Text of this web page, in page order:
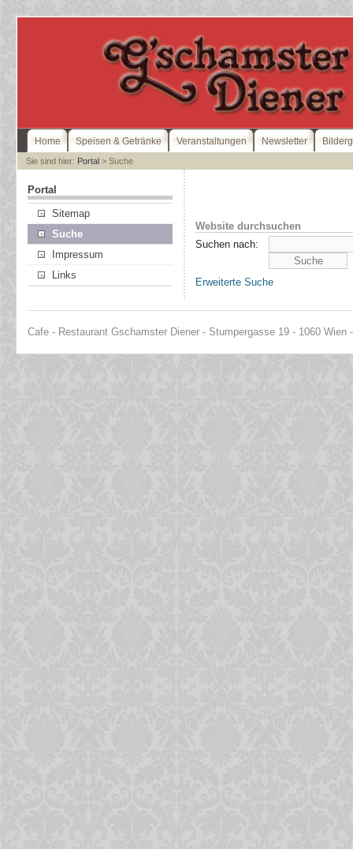
Home Speisen & Getränke Veranstaltungen Newsletter
Sie sind hier: Portal > Suche
Portal
Sitemap
Suche
Impressum
Links
Website durchsuchen
Suchen nach:
Erweiterte Suche
Cafe - Restaurant Gschamster Diener - Stumpergasse 19 - 1060 Wien